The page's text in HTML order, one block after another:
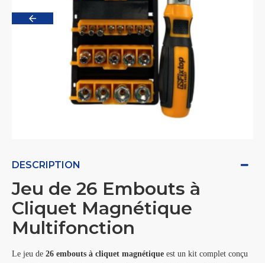
DESCRIPTION
Jeu de 26 Embouts à
Cliquet Magnétique
Multifonction
Le jeu de 26 embouts à cliquet magnétique est un kit complet conçu